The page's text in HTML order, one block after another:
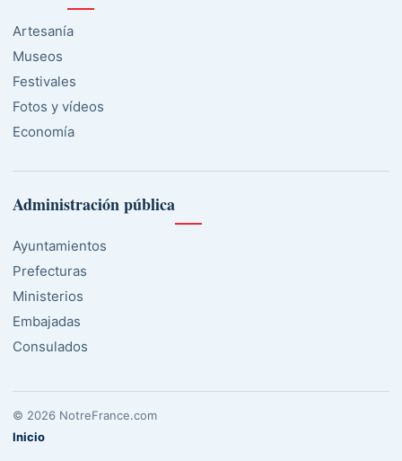
Artesanía
Museos
Festivales
Fotos y vídeos
Economía
Administración pública
Ayuntamientos
Prefecturas
Ministerios
Embajadas
Consulados
© 2026 NotreFrance.com
Inicio